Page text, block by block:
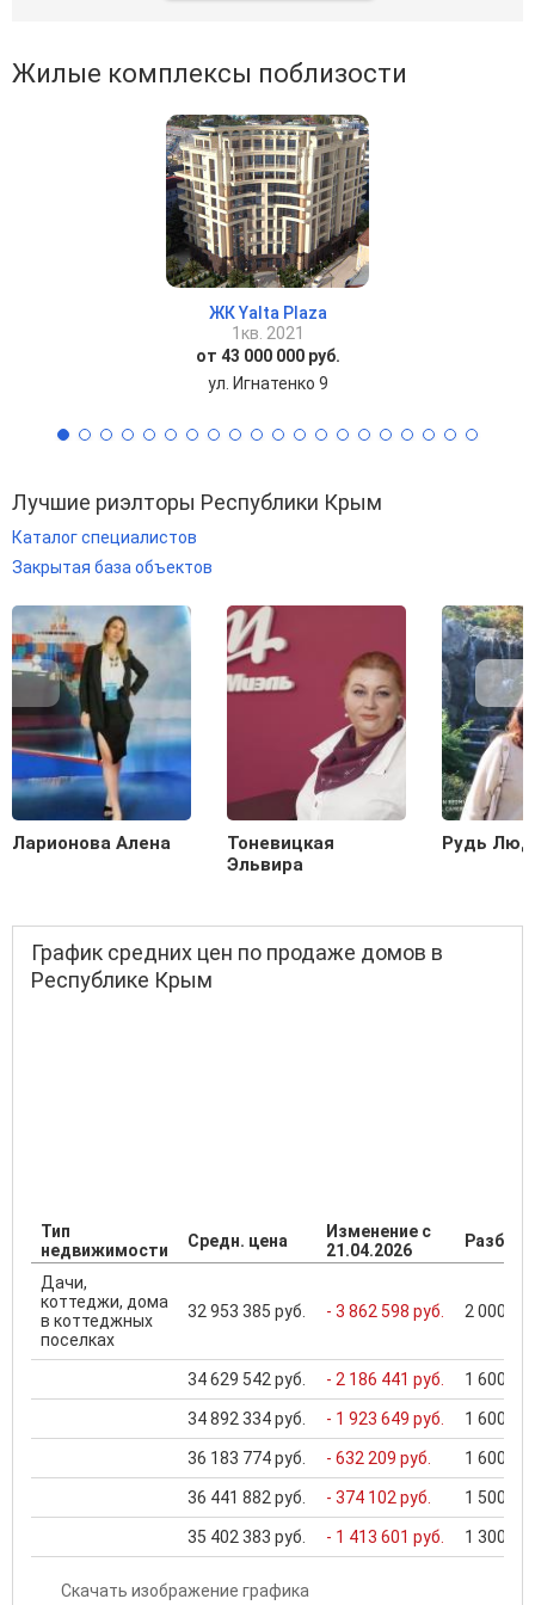
Жилые комплексы поблизости
ЖК Yalta Plaza
1кв. 2021
от 43 000 000 руб.
ул. Игнатенко 9
Лучшие риэлторы Республики Крым
Каталог специалистов
Закрытая база объектов
Ларионова Алена
Тоневицкая
Эльвира
Рудь
График средних цен по продаже домов в
Республике Крым
Тип
недвижимости
Средн. цена
Изменение с
21.04.2026
Дачи,
коттеджи, дома
в коттеджных
поселках
32 953 385 руб. - 3 862 598 руб. 2 000
34 629 542 руб. - 2 186 441 руб. 1 600
34 892 334 руб. - 1 923 649 руб. 1 600
36 183 774 руб. - 632 209 руб. 1 600
36 441 882 руб. - 374 102 руб. 1 500
35 402 383 руб. - 1 413 601 руб. 1 300
Скачать изображение графика